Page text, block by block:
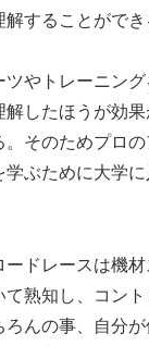
することができ
ツやトレーニン
解したほうが効
。そのためプロ
ぶために大学
ードレースは機
て熟知し、コン
ろんの事、自分